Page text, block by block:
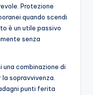
Protezione
quando scendi
è un utile passivo
senza
una combinazione di
sopravvivenza.
punti ferita